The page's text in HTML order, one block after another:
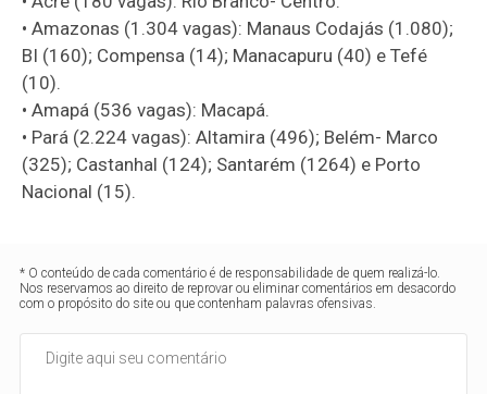
• Amazonas (1.304 vagas): Manaus Codajás (1.080);
BI (160); Compensa (14); Manacapuru (40) e Tefé
(10).
• Amapá (536 vagas): Macapá.
• Pará (2.224 vagas): Altamira (496); Belém- Marco
(325); Castanhal (124); Santarém (1264) e Porto
Nacional (15).
* O conteúdo de cada comentário é de responsabilidade de quem realizá-lo.
Nos reservamos ao direito de reprovar ou eliminar comentários em desacordo
com o propósito do site ou que contenham palavras ofensivas.